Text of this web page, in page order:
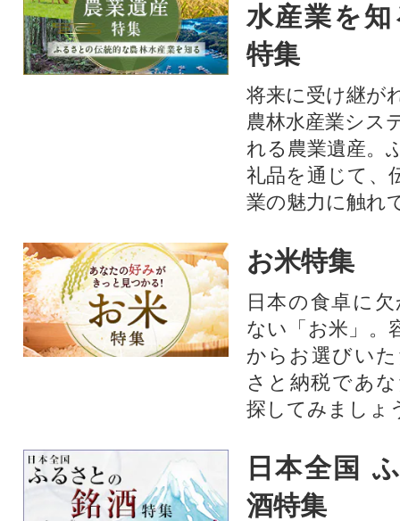
水産業を
特集
将来に受け継が
農林水産業シス
れる農業遺産。
礼品を通じて、
業の魅力に触れ
お米特集
日本の食卓に
ない「お米」。
からお選びい
さと納税であ
探してみましょ
日本全国
酒特集